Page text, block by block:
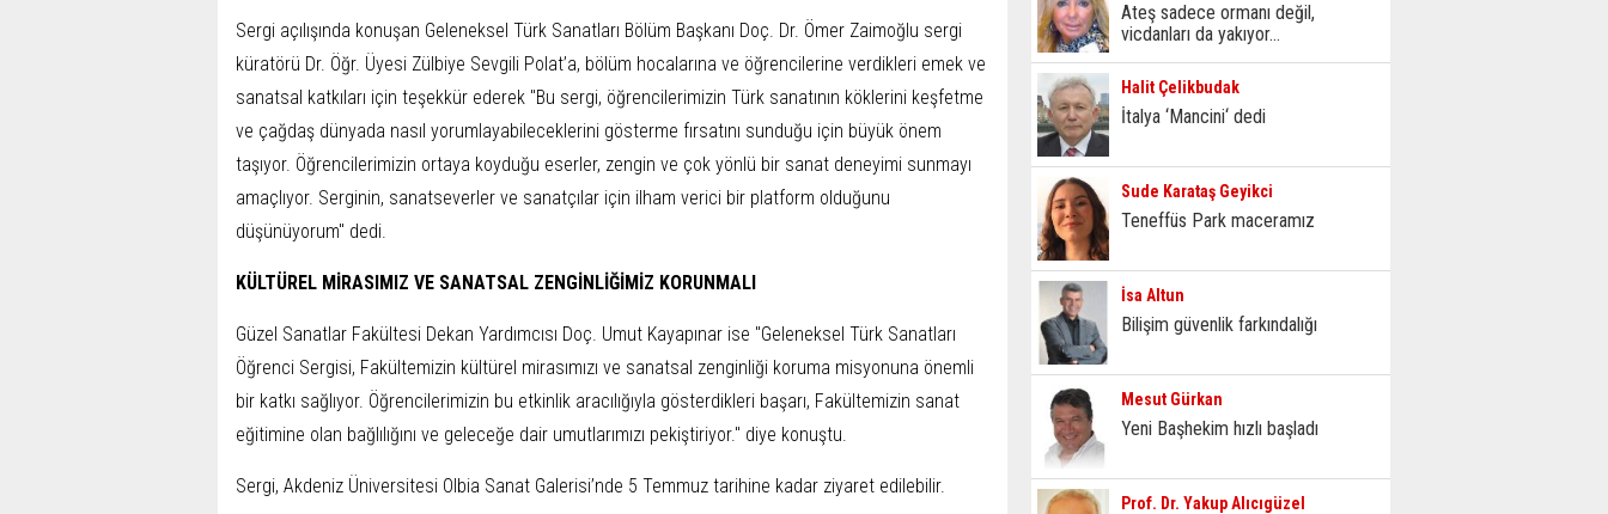
Sergi açılışında konuşan Geleneksel Türk Sanatları Bölüm Başkanı Doç. Dr. Ömer Zaimoğlu sergi
küratörü Dr. Öğr. Üyesi Zülbiye Sevgili Polat’a, bölüm hocalarına ve öğrencilerine verdikleri emek ve
sanatsal katkıları için teşekkür ederek "Bu sergi, öğrencilerimizin Türk sanatının köklerini keşfetme
ve çağdaş dünyada nasıl yorumlayabileceklerini gösterme fırsatını sunduğu için büyük önem
taşıyor. Öğrencilerimizin ortaya koyduğu eserler, zengin ve çok yönlü bir sanat deneyimi sunmayı
amaçlıyor. Serginin, sanatseverler ve sanatçılar için ilham verici bir platform olduğunu
düşünüyorum" dedi.
KÜLTÜREL MİRASIMIZ VE SANATSAL ZENGİNLİĞİMİZ KORUNMALI
Güzel Sanatlar Fakültesi Dekan Yardımcısı Doç. Umut Kayapınar ise "Geleneksel Türk Sanatları
Öğrenci Sergisi, Fakültemizin kültürel mirasımızı ve sanatsal zenginliği koruma misyonuna önemli
bir katkı sağlıyor. Öğrencilerimizin bu etkinlik aracılığıyla gösterdikleri başarı, Fakültemizin sanat
eğitimine olan bağlılığını ve geleceğe dair umutlarımızı pekiştiriyor." diye konuştu.
Sergi, Akdeniz Üniversitesi Olbia Sanat Galerisi’nde 5 Temmuz tarihine kadar ziyaret edilebilir.
Ateş sadece ormanı değil,
vicdanları da yakıyor...
Halit Çelikbudak
İtalya ‘Mancini‘ dedi
Sude Karataş Geyikci
Teneffüs Park maceramız
İsa Altun
Bilişim güvenlik farkındalığı
Mesut Gürkan
Yeni Başhekim hızlı başladı
Prof. Dr. Yakup Alıcıgüzel